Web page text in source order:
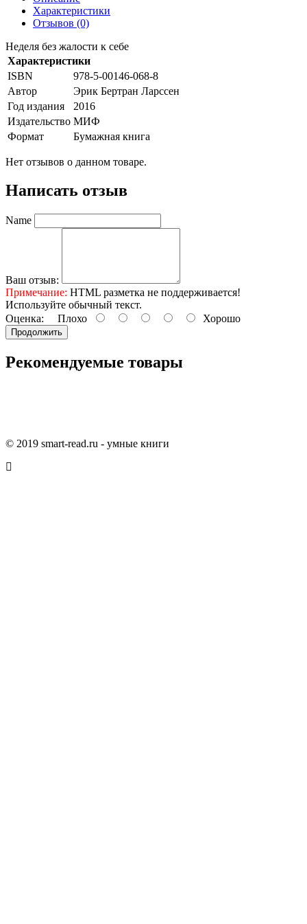
Характеристики
Отзывов (0)
Неделя без жалости к себе
Характеристики
ISBN
978-5-00146-068-8
Автор
Эрик Бертран Ларссен
Год издания
2016
Издательство МИФ
Формат
Бумажная книга
Нет отзывов о данном товаре.
Написать отзыв
Name
Ваш отзыв:
Примечание: HTML разметка не поддерживается!
Используйте обычный текст.
Оценка: Плохо Хорошо
Продолжить
Рекомендуемые товары
© 2019 smart-read.ru - умные книги